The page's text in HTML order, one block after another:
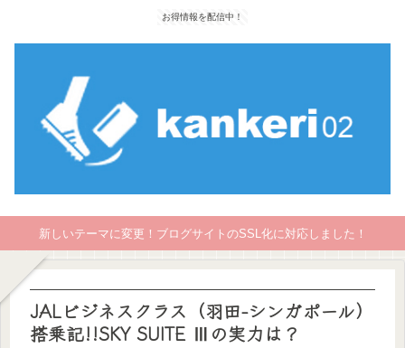
お得情報を配信中！
新しいテーマに変更！ブログサイトのSSL化に対応しました！
JALビジネスクラス（羽田-シンガポール）
搭乗記!!SKY SUITE Ⅲの実力は？